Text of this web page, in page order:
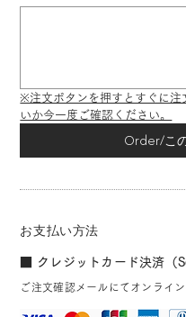
※注文ボタンを押すとすぐに注
いか今一度ご確認ください。
Order/こ
お支払い方法
■ クレジットカード決済（
ご注文確認メールにてオンライ